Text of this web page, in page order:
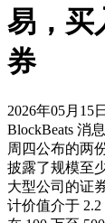
易，买
券
2026年05月15
BlockBeats 消
周四公布的两
披露了规模至
大型公司的证
计价值介于